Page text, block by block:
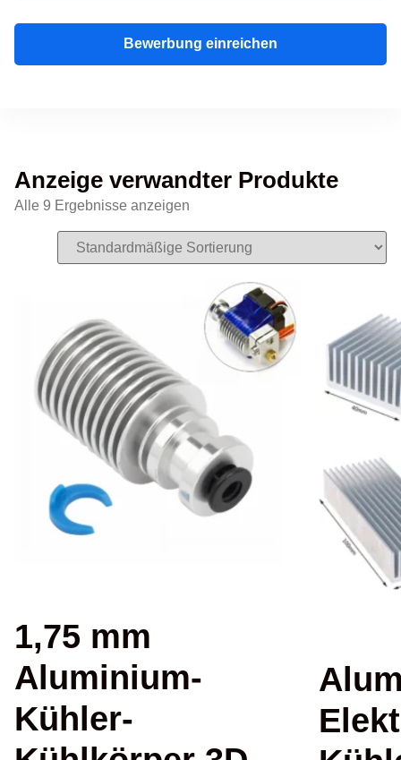
Bewerbung einreichen
Anzeige verwandter Produkte
Alle 9 Ergebnisse anzeigen
1,75 mm
Aluminium-
Kühler-